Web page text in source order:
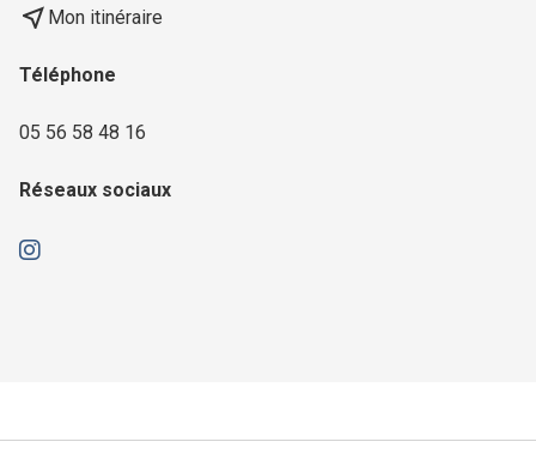
near_me Mon itinéraire
Téléphone
05 56 58 48 16
Réseaux sociaux